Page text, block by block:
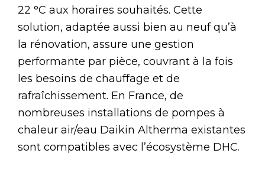
22 °C aux horaires souhaités. Cette
solution, adaptée aussi bien au neuf qu’à
la rénovation, assure une gestion
performante par pièce, couvrant à la fois
les besoins de chauffage et de
rafraîchissement. En France, de
nombreuses installations de pompes à
chaleur air/eau Daikin Altherma existantes
sont compatibles avec l’écosystème DHC.